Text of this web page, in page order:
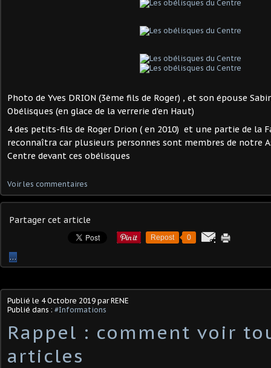
Photo de Yves DRION (3ème fils de Roger) , et son épouse
Obélisques (en glace de la verrerie d'en Haut)
4 des petits-fils de Roger Drion ( en 2010) et une partie de la
reconnaîtra car plusieurs personnes sont membres de notre
Centre devant ces obélisques
Voir les commentaires
Partager cet article
Repost 0
…
Publié le 4 Octobre 2019 par RENE
Publié dans : #Informations
Rappel : comment voir
articles